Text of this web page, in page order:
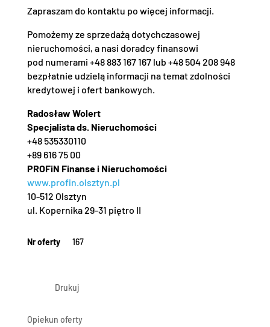
Zapraszam do kontaktu po więcej informacji.
Pomożemy ze sprzedażą dotychczasowej
nieruchomości, a nasi doradcy finansowi
pod numerami +48 883 167 167 lub +48 504 208 948
bezpłatnie udzielą informacji na temat zdolności
kredytowej i ofert bankowych.
Radosław Wolert
Specjalista ds. Nieruchomości
+48 535330110
+89 616 75 00
PROFiN Finanse i Nieruchomości
www.profin.olsztyn.pl
10-512 Olsztyn
ul. Kopernika 29-31 piętro II
Nr oferty 167
Drukuj
Opiekun oferty